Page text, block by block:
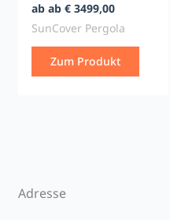
ab ab € 3499,00
SunCover Pergola
Zum Produkt
Adresse